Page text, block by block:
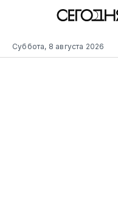
Суббота, 8 августа 2026